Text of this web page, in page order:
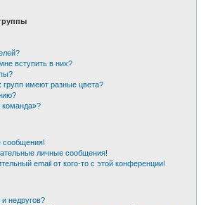
вступить в них?
имеют разные цвета?
сообщения!
личные сообщения!
email от кого-то с этой конференции!
недругов?